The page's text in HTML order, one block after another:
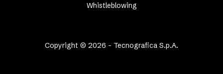
Copyright © 2026 - Tecnografica S.p.A.
Whistleblowing